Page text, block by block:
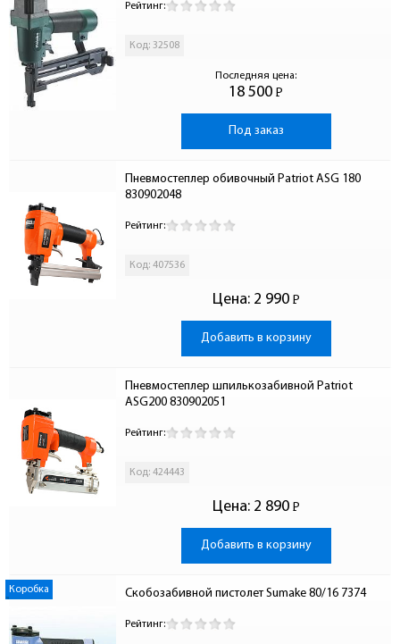
Рейтинг:
Код: 32508
Последняя цена:
18 500 Р
-
Под заказ
Пневмостеплер обивочный Patriot ASG 180
830902048
Рейтинг:
Код: 407536
Цена: 2 990 Р
-
Добавить в корзину
Пневмостеплер шпилькозабивной Patriot
ASG200 830902051
Рейтинг:
Код: 424443
Цена: 2 890 Р
-
Добавить в корзину
Коробка Скобозабивной пистолет Sumake 80/16 7374
Рейтинг: